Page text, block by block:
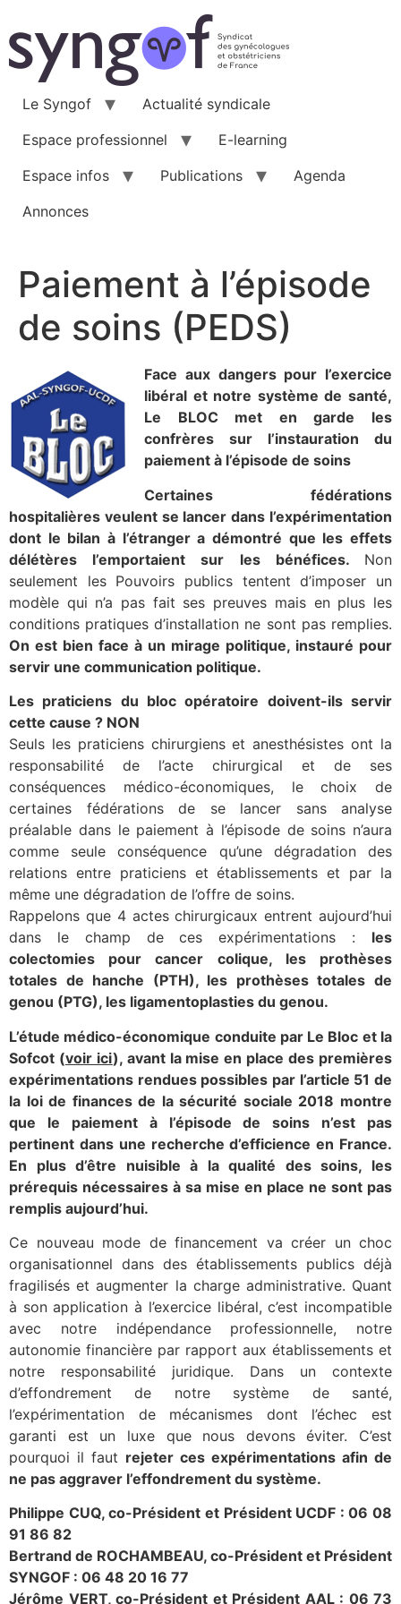
au
contenu
Le Syngof
Actualité syndicale
Espace professionnel
E-learning
Espace infos
Publications
Agenda
Annonces
Paiement à l’épisode
de soins (PEDS)
Face aux dangers pour l’exercice
libéral et notre système de santé,
Le BLOC met en garde les
confrères sur l’instauration du
paiement à l’épisode de soins
Certaines fédérations
hospitalières veulent se lancer dans l’expérimentation
dont le bilan à l’étranger a démontré que les effets
délétères l’emportaient sur les bénéfices. Non
seulement les Pouvoirs publics tentent d’imposer un
modèle qui n’a pas fait ses preuves mais en plus les
conditions pratiques d’installation ne sont pas remplies.
On est bien face à un mirage politique, instauré pour
servir une communication politique.
Les praticiens du bloc opératoire doivent-ils servir
cette cause ? NON
Seuls les praticiens chirurgiens et anesthésistes ont la
responsabilité de l’acte chirurgical et de ses
conséquences médico-économiques, le choix de
certaines fédérations de se lancer sans analyse
préalable dans le paiement à l’épisode de soins n’aura
comme seule conséquence qu’une dégradation des
relations entre praticiens et établissements et par la
même une dégradation de l’offre de soins.
Rappelons que 4 actes chirurgicaux entrent aujourd’hui
dans le champ de ces expérimentations : les
colectomies pour cancer colique, les prothèses
totales de hanche (PTH), les prothèses totales de
genou (PTG), les ligamentoplasties du genou.
L’étude médico-économique conduite par Le Bloc et la
Sofcot (voir ici), avant la mise en place des premières
expérimentations rendues possibles par l’article 51 de
la loi de finances de la sécurité sociale 2018 montre
que le paiement à l’épisode de soins n’est pas
pertinent dans une recherche d’efficience en France.
En plus d’être nuisible à la qualité des soins, les
prérequis nécessaires à sa mise en place ne sont pas
remplis aujourd’hui.
Ce nouveau mode de financement va créer un choc
organisationnel dans des établissements publics déjà
fragilisés et augmenter la charge administrative. Quant
à son application à l’exercice libéral, c’est incompatible
avec notre indépendance professionnelle, notre
autonomie financière par rapport aux établissements et
notre responsabilité juridique. Dans un contexte
d’effondrement de notre système de santé,
l’expérimentation de mécanismes dont l’échec est
garanti est un luxe que nous devons éviter. C’est
pourquoi il faut rejeter ces expérimentations afin de
ne pas aggraver l’effondrement du système.
Philippe CUQ, co-Président et Président UCDF : 06 08
91 86 82
Bertrand de ROCHAMBEAU, co-Président et Président
SYNGOF : 06 48 20 16 77
Jérôme VERT, co-Président et Président AAL : 06 73